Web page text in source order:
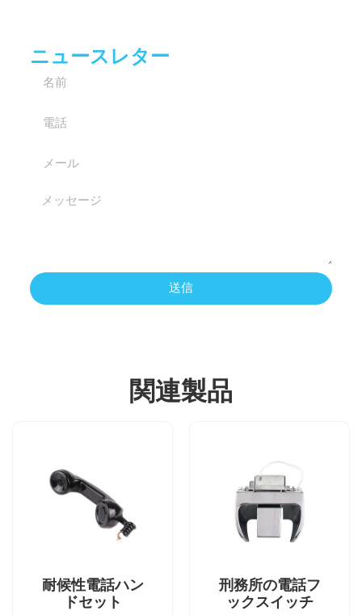
ニュースレター
送信
関連製品
耐候性電話ハン
ドセット
刑務所の電話フ
ックスイッチ